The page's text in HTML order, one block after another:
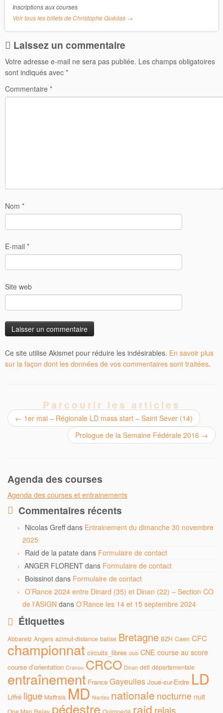
Inscriptions aux courses
Voir tous les billets de Christophe Guédas →
Laissez un commentaire
Votre adresse e-mail ne sera pas publiée. Les champs obligatoires
sont indiqués avec *
Commentaire *
Nom *
E-mail *
Site web
Ce site utilise Akismet pour réduire les indésirables. En savoir plus
sur la façon dont les données de vos commentaires sont traitées.
Parcourir les articles
← 1er mai – Régionale LD mass start – Saint Sever (14)
Prologue de la Semaine Fédérale 2016 →
Agenda des courses
Agenda des courses et entrainements
Commentaires récents
Nicolas Greffdans Entrainement du dimanche 30 novembre
2025
Raid de la patate dans Formulaire de contact
ANGER FLORENT dans Formulaire de contact
Boissinot dans Formulaire de contact
O’Rance 2024 entre Dinard (35) et Dinan (22) – Section CO
de l'ASIGN dans O’Rance les 14 et 15 septembre 2024
Étiquettes
Abbaretz Angers azimut-distance balise Bretagne BZH Caen CFC
championnat circuits_libres club CNE course au score
course d'orientation Cranou CRCO Dinan défi départementale
entraînement France Gayeulles Joué-sur-Erdre LD
Liffré ligue Maffrais MD Nantes nationale nocturne nuit
pédestre raid relais